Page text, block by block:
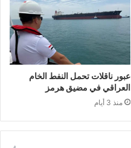
عبور ناقلات تحمل النفط الخام
العراقي في مضيق هرمز
منذ 3 أيام